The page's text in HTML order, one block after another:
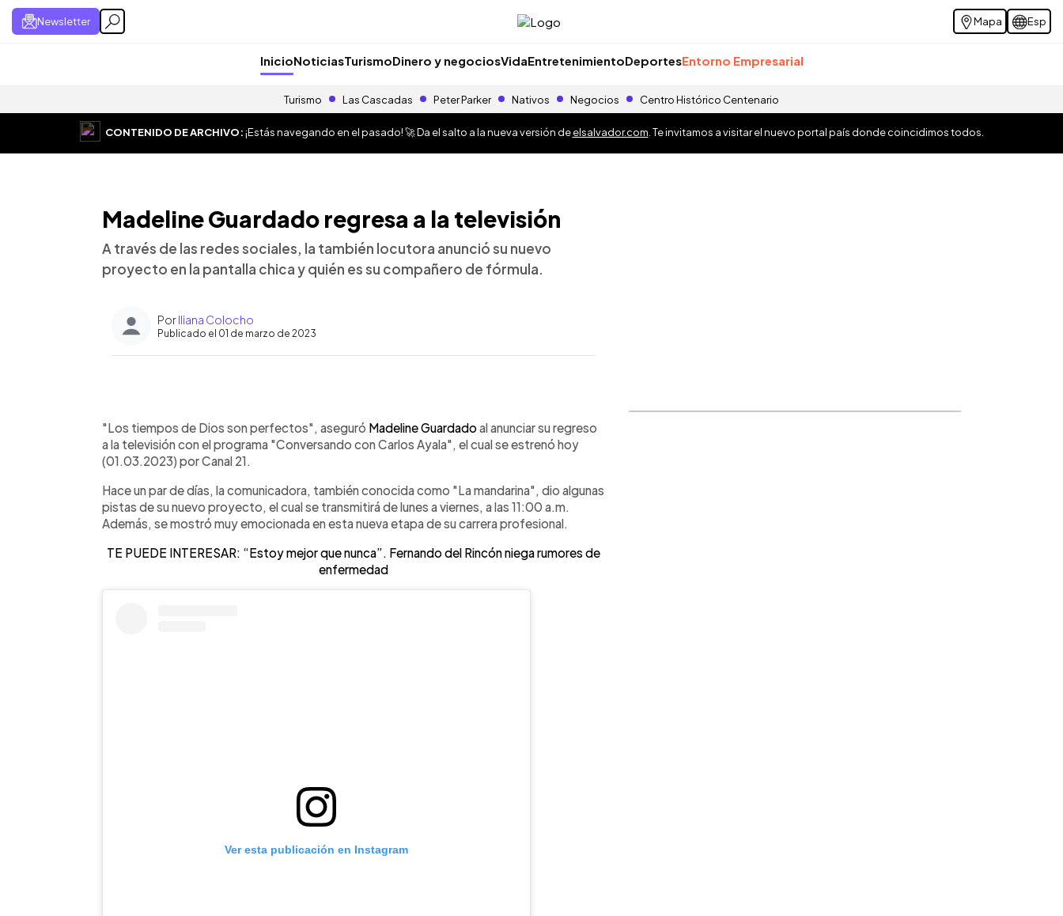
Newsletter Mapa Esp
InicioNoticiasTurismoDinero y negociosVidaEntretenimientoDeportesEntorno Empresarial
Turismo Las Cascadas Peter Parker Nativos Negocios Centro Histórico Centenario
CONTENIDO DE ARCHIVO:¡Estás navegando en el pasado! 🚀 Da el salto a la nueva versión deelsalvador.com . Te invitamos a visitar el nuevo portal país donde coincidimos todos.
Madeline Guardado regresa a la televisión
A través de las redes sociales, la también locutora anunció su nuevo
proyecto en la pantalla chica y quién es su compañero de fórmula.
PorIliana Colocho
Publicado el 01 de marzo de 2023
Escuchar artículo
"Los tiempos de Dios son perfectos", aseguró Madeline Guardadoal anunciar su regreso
a la televisión con el programa "Conversando con Carlos Ayala", el cual se estrenó hoy
(01.03.2023) por Canal 21.
Hace un par de días, la comunicadora, también conocida como "La mandarina", dio algunas
pistas de su nuevo proyecto, el cual se transmitirá de lunes a viernes, a las 11:00 a.m.
Además, se mostró muy emocionada en esta nueva etapa de su carrera profesional.
TE PUEDE INTERESAR: “Estoy mejor que nunca”. Fernando del Rincón niega rumores de
enfermedad
Ver esta publicación en Instagram